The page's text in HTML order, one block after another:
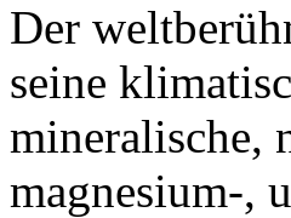
Der
seine
mineralische,
magnesium-,